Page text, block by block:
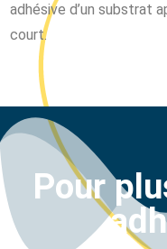
adhésive d’un substrat
court.
Pour